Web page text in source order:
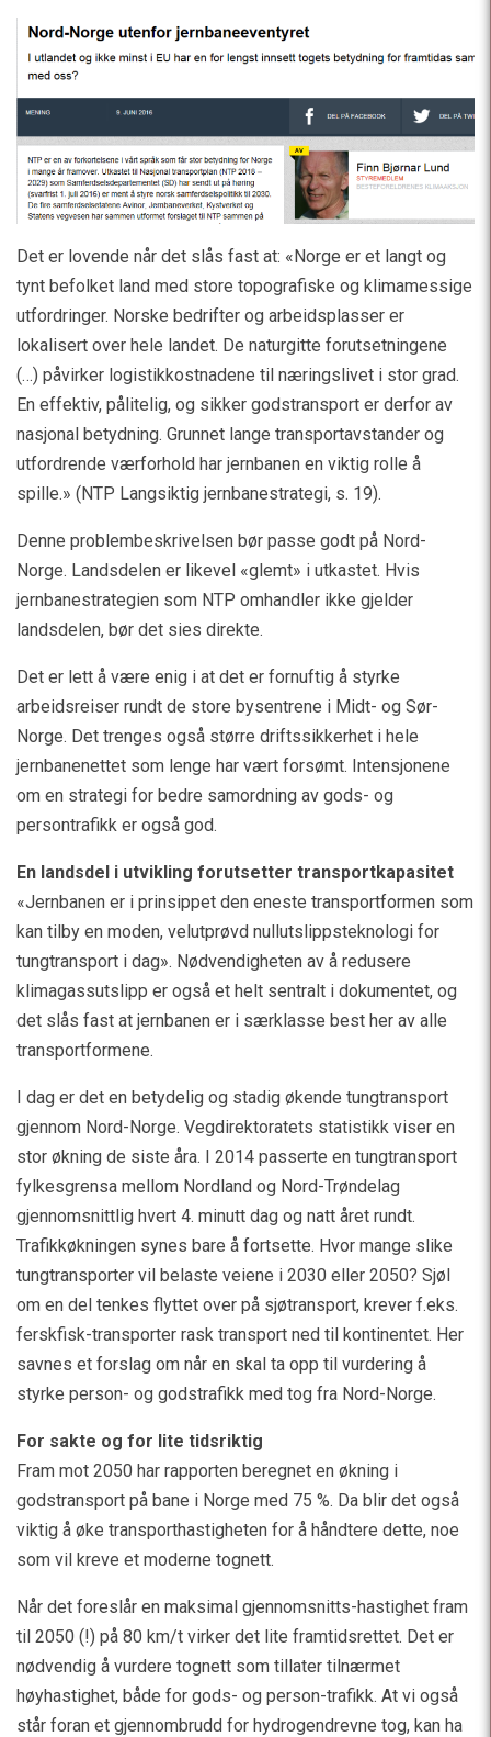
Det er lovende når det slås fast at: «Norge er et langt og
tynt befolket land med store topografiske og klimamessige
utfordringer. Norske bedrifter og arbeidsplasser er
lokalisert over hele landet. De naturgitte forutsetningene
(…) påvirker logistikkostnadene til næringslivet i stor grad.
En effektiv, pålitelig, og sikker godstransport er derfor av
nasjonal betydning. Grunnet lange transportavstander og
utfordrende værforhold har jernbanen en viktig rolle å
spille.» (NTP Langsiktig jernbanestrategi, s. 19).
Denne problembeskrivelsen bør passe godt på Nord-
Norge. Landsdelen er likevel «glemt» i utkastet. Hvis
jernbanestrategien som NTP omhandler ikke gjelder
landsdelen, bør det sies direkte.
Det er lett å være enig i at det er fornuftig å styrke
arbeidsreiser rundt de store bysentrene i Midt- og Sør-
Norge. Det trenges også større driftssikkerhet i hele
jernbanenettet som lenge har vært forsømt. Intensjonene
om en strategi for bedre samordning av gods- og
persontrafikk er også god.
En landsdel i utvikling forutsetter transportkapasitet
«Jernbanen er i prinsippet den eneste transportformen som
kan tilby en moden, velutprøvd nullutslippsteknologi for
tungtransport i dag». Nødvendigheten av å redusere
klimagassutslipp er også et helt sentralt i dokumentet, og
det slås fast at jernbanen er i særklasse best her av alle
transportformene.
I dag er det en betydelig og stadig økende tungtransport
gjennom Nord-Norge. Vegdirektoratets statistikk viser en
stor økning de siste åra. I 2014 passerte en tungtransport
fylkesgrensa mellom Nordland og Nord-Trøndelag
gjennomsnittlig hvert 4. minutt dag og natt året rundt.
Trafikkøkningen synes bare å fortsette. Hvor mange slike
tungtransporter vil belaste veiene i 2030 eller 2050? Sjøl
om en del tenkes flyttet over på sjøtransport, krever f.eks.
ferskfisk-transporter rask transport ned til kontinentet. Her
savnes et forslag om når en skal ta opp til vurdering å
styrke person- og godstrafikk med tog fra Nord-Norge.
For sakte og for lite tidsriktig
Fram mot 2050 har rapporten beregnet en økning i
godstransport på bane i Norge med 75 %. Da blir det også
viktig å øke transporthastigheten for å håndtere dette, noe
som vil kreve et moderne tognett.
Når det foreslår en maksimal gjennomsnitts-hastighet fram
til 2050 (!) på 80 km/t virker det lite framtidsrettet. Det er
nødvendig å vurdere tognett som tillater tilnærmet
høyhastighet, både for gods- og person-trafikk. At vi også
står foran et gjennombrudd for hydrogendrevne tog, kan ha